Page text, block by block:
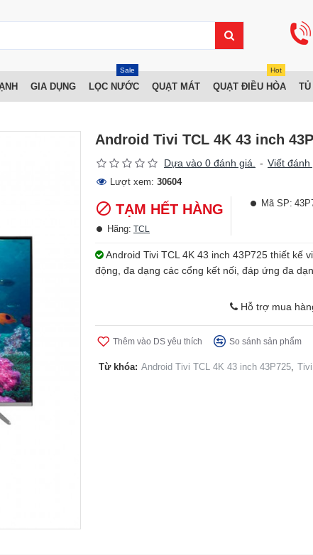
GIA DỤNG LỌC NƯỚC
Sale
QUẠT MÁT QUẠT ĐIỀU HÒA
Hot
TỦ
Android Tivi TCL 4K 43 inch
Dựa vào 0 đánh giá. - Viết đánh
Lượt xem: 30604
TẠM HẾT HÀNG
Hãng: TCL
Mã SP:
Android Tivi TCL 4K 43 inch 43P725 thiết kế
động, đa dạng các cổng kết nối, đáp ứng đa
Hỗ trợ mua
Thêm vào DS yêu thích So sánh sản phẩm
Từ khóa: Android Tivi TCL 4K 43 inch 43P725,